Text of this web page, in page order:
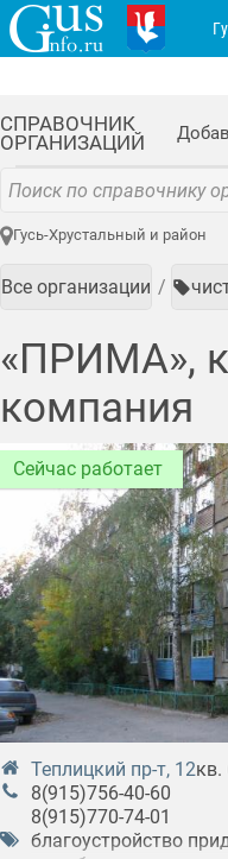
СПРАВОЧНИК
ОРГАНИЗАЦИЙ
Гусь-Хрустальный и район
Все организации
«ПРИМА»,
компания
Сейчас работает
Теплицкий пр-т, 12кв.
8(915)756-40-60
8(915)770-74-01
благоустройство